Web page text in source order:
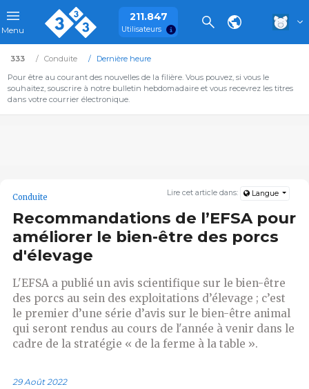
Menu
211.847
Utilisateurs
333 Conduite
Dernière heure
Pour être au courant des nouvelles de la filière. Vous pouvez, si vous le
souhaitez, souscrire à notre bulletin hebdomadaire et vous recevrez les titres
dans votre courrier électronique.
Lire cet article dans: Langue
Conduite
Recommandations de l’EFSA pour
améliorer le bien-être des porcs
d'élevage
L'EFSA a publié un avis scientifique sur le bien-être
des porcs au sein des exploitations d’élevage ; c’est
le premier d’une série d’avis sur le bien-être animal
qui seront rendus au cours de l'année à venir dans le
cadre de la stratégie « de la ferme à la table ».
29 Août 2022